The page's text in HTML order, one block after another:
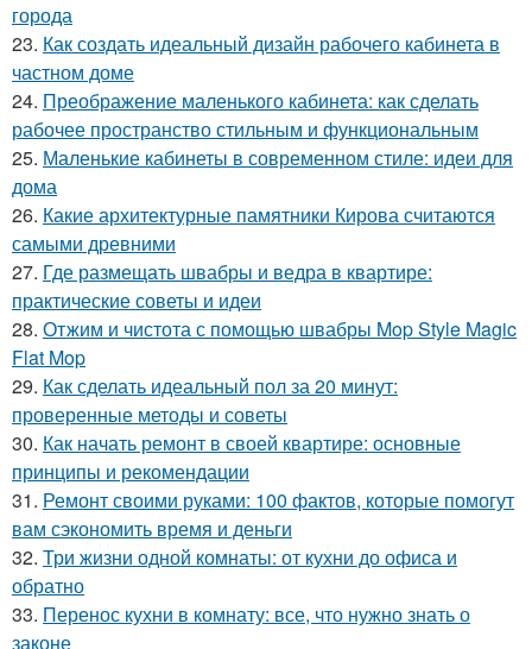
города
23. Как создать идеальный дизайн рабочего кабинета в
частном доме
24. Преображение маленького кабинета: как сделать
рабочее пространство стильным и функциональным
25. Маленькие кабинеты в современном стиле: идеи для
дома
26. Какие архитектурные памятники Кирова считаются
самыми древними
27. Где размещать швабры и ведра в квартире:
практические советы и идеи
28. Отжим и чистота с помощью швабры Mop Style Magic
Flat Mop
29. Как сделать идеальный пол за 20 минут:
проверенные методы и советы
30. Как начать ремонт в своей квартире: основные
принципы и рекомендации
31. Ремонт своими руками: 100 фактов, которые помогут
вам сэкономить время и деньги
32. Три жизни одной комнаты: от кухни до офиса и
обратно
33. Перенос кухни в комнату: все, что нужно знать о
законе